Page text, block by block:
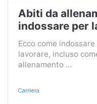
Abiti da
indossare per
Ecco come
lavorare, incluso
allenamento ...
Carriera